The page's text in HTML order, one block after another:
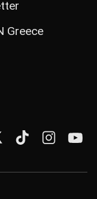
Greece